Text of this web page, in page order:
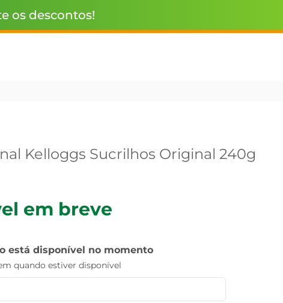
os descontos!
Kelloggs Sucrilhos Original 240g
em breve
está disponível no momento
quando estiver disponível